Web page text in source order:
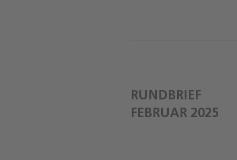
RUNDBRIEF
FEBRUAR 2025